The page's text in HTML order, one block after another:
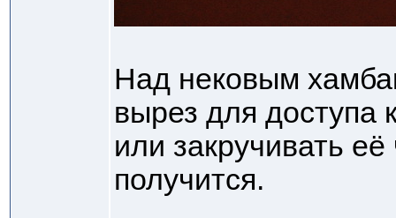
Над нековым
вырез для доступа
или закручивать
получится.